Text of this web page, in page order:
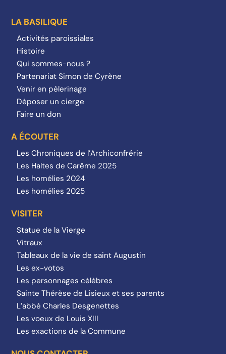
LA BASILIQUE
Activités paroissiales
Histoire
Qui sommes-nous ?
Partenariat Simon de Cyrène
Venir en pèlerinage
Déposer un cierge
Faire un don
A ÉCOUTER
Les Chroniques de l’Archiconfrérie
Les Haltes de Carême 2025
Les homélies 2024
Les homélies 2025
VISITER
Statue de la Vierge
Vitraux
Tableaux de la vie de saint Augustin
Les ex-votos
Les personnages célèbres
Sainte Thérèse de Lisieux et ses parents
L’abbé Charles Desgenettes
Les voeux de Louis XIII
Les exactions de la Commune